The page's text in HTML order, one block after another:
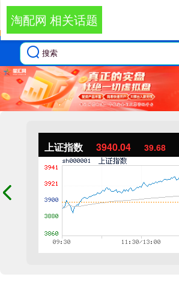
上证指数 3940.04 39.68
淘配网 相关话题